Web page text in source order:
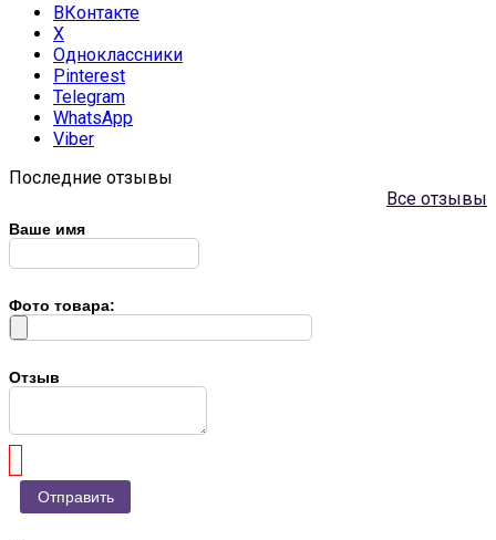
ВКонтакте
X
Одноклассники
Pinterest
Telegram
WhatsApp
Viber
Последние отзывы
Все отзывы
Ваше имя
Фото товара:
Отзыв